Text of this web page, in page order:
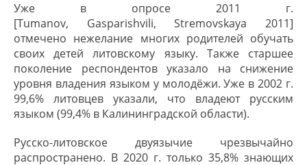
Уже в опросе 2011 г.
[Tumanov, Gasparishvili, Stremovskaya 2011]
отмечено нежелание многих родителей обучать
своих детей литовскому языку. Также старшее
поколение респондентов указало на снижение
уровня владения языком у молодёжи. Уже в 2002 г.
99,6% литовцев указали, что владеют русским
языком (99,4% в Калининградской области).
Русско-литовское двуязычие чрезвычайно
распространено. В 2020 г. только 35,8% знающих